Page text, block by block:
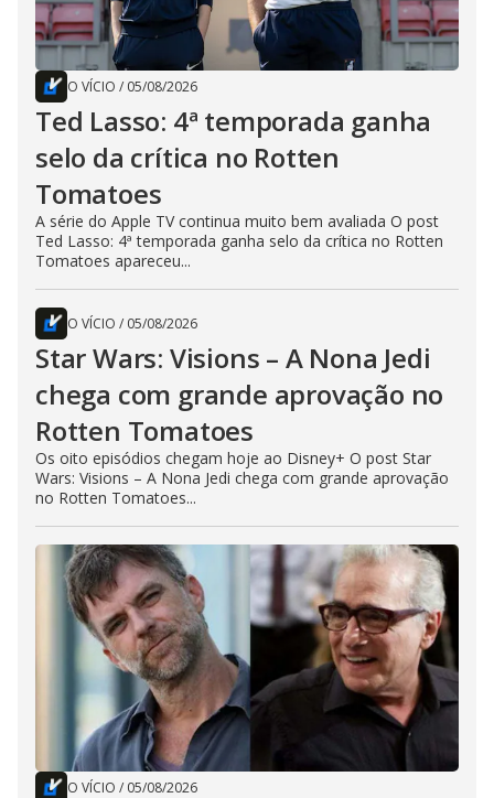
O VÍCIO / 05/08/2026
Ted Lasso: 4ª temporada ganha
selo da crítica no Rotten
Tomatoes
A série do Apple TV continua muito bem avaliada O post
Ted Lasso: 4ª temporada ganha selo da crítica no Rotten
Tomatoes apareceu...
O VÍCIO / 05/08/2026
Star Wars: Visions – A Nona Jedi
chega com grande aprovação no
Rotten Tomatoes
Os oito episódios chegam hoje ao Disney+ O post Star
Wars: Visions – A Nona Jedi chega com grande aprovação
no Rotten Tomatoes...
O VÍCIO / 05/08/2026